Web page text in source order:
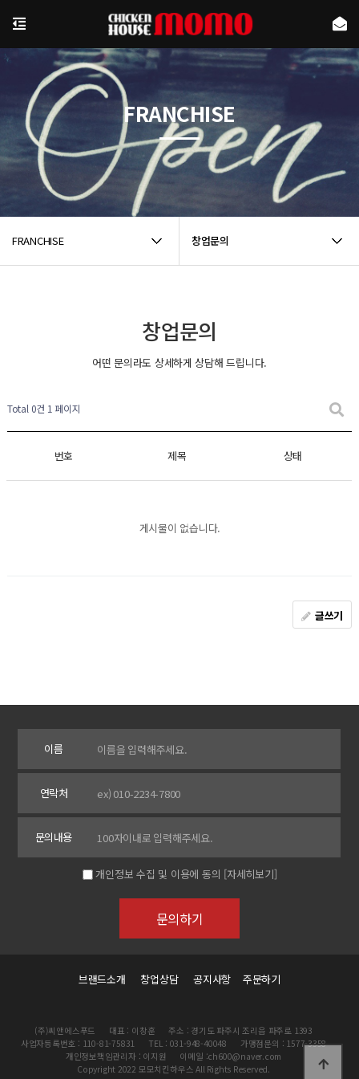
FRANCHISE 창업문의
FRANCHISE
창업문의
어떤 문의라도 상세하게 상담해 드립니다.
Total 0건 1 페이지
번호 제목 상태
게시물이 없습니다.
글쓰기
이름
연락처
문의내용
개인정보 수집 및 이용에 동의 [자세히보기]
브랜드소개 창업상담 공지사항 주문하기
(주)씨앤에스푸드 대표 : 이창훈
주소 : 경기도 파주시 조리읍 파주로 1393
사업자등록번호 : 110-81-75831
TEL : 031-948-40048
가맹점문의 : 1577-3358
개인정보책임관리자 : 이지원
이메일 :ch600@naver.com
Copyright 2022 모모치킨하우스 All Rights Reserved.